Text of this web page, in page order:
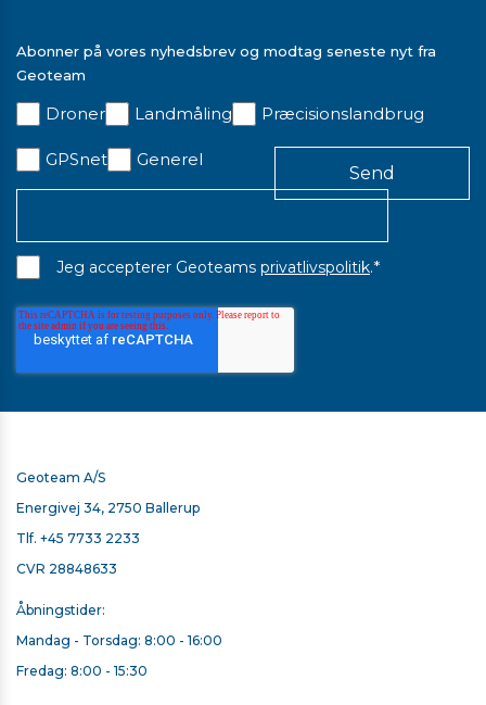
Abonner på vores nyhedsbrev og modtag seneste nyt fra
Geoteam
Droner Landmåling Præcisionslandbrug
GPSnet Generel
Jeg accepterer Geoteams privatlivspolitik.*
Geoteam A/S
Energivej 34, 2750 Ballerup
Tlf. +45 7733 2233
CVR 28848633
Åbningstider:
Mandag - Torsdag: 8:00 - 16:00
Fredag: 8:00 - 15:30